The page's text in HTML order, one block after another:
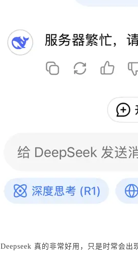
Deepseek 真的非常好用，只是时常会